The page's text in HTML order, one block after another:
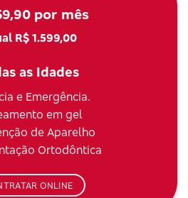
por mês
R$ 1.599,00
as Idades
e Emergência.
em gel
de Aparelho
Ortodôntica
ONLINE